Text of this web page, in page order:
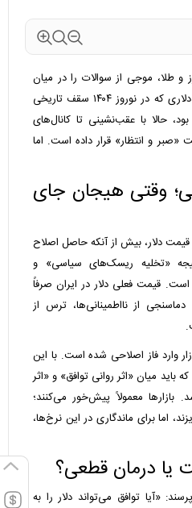
و طلا، موجی از سوالات را در میان
سرمایه‌گذاران ایجاد کرده است. دلاری که در نوروز ۱۴۰۴ سقف تاریخی
بود، حالا با عقب‌نشینی تا کانال‌های
«صبر و انتظار» قرار داده است. اما
وقتی هیجان جای
دلار، بیش از آنکه حاصل اصلاح
«تخلیه ریسک‌های سیاسی» و
است. قیمت فعلی دلار در ایران صرفاً
از نااطمینانی‌ها، ترس از
وارد فاز اصلاحی شده است. با این
میان «اثر روانی توافق» و «اثر
بازارها معمولاً پیش‌خور می‌کنند؛
اما برای ماندگاری در این نرخ‌ها،
یا درمان قطعی؟
«آیا توافق می‌تواند دلار را به